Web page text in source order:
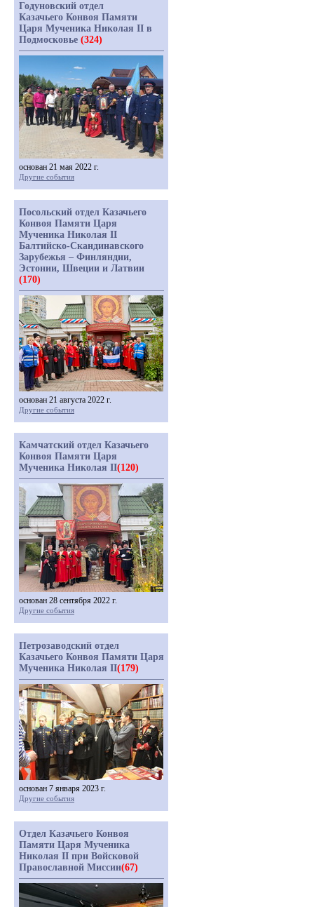
Годуновский отдел
Казачьего Конвоя Памяти
Царя Мученика Николая II в
Подмосковье (324)
основан 21 мая 2022 г.
Другие события
Посольский отдел Казачьего
Конвоя Памяти Царя
Мученика Николая II
Балтийско-Скандинавского
Зарубежья – Финляндии,
Эстонии, Швеции и Латвии
(170)
основан 21 августа 2022 г.
Другие события
Камчатский отдел Казачьего
Конвоя Памяти Царя
Мученика Николая II(120)
основан 28 сентября 2022 г.
Другие события
Петрозаводский отдел
Казачьего Конвоя Памяти Царя
Мученика Николая II(179)
основан 7 января 2023 г.
Другие события
Отдел Казачьего Конвоя
Памяти Царя Мученика
Николая II при Войсковой
Православной Миссии(67)